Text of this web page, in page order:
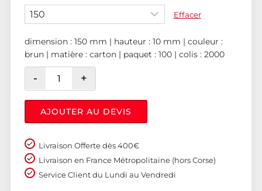
Effacer
dimension : 150 mm | hauteur : 10 mm | couleur :
brun | matière : carton | paquet : 100 | colis : 2000
AJOUTER AU DEVIS
Livraison Offerte dès 400€
Livraison en France Métropolitaine (hors Corse)
Service Client du Lundi au Vendredi